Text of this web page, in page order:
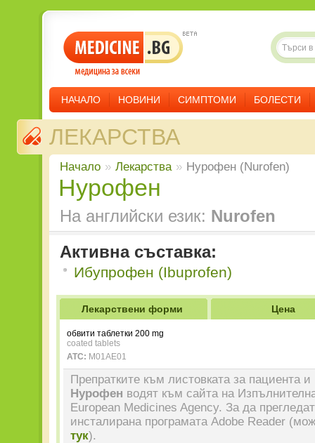
НАЧАЛО НОВИНИ СИМПТОМИ БОЛЕСТИ
ЛЕКАРСТВА
Начало » Лекарства » Нурофен (Nurofen)
Нурофен
На английски език: Nurofen
Активна съставка:
Ибупрофен (Ibuprofen)
Лекарствени форми Цена
обвити таблетки 200 mg
coated tablets
ATC: M01AE01
Препратките към листовката за пациента и
Нурофен водят към сайта на
European Medicines Agency. За да
инсталирана програмата Adobe Reader
тук).